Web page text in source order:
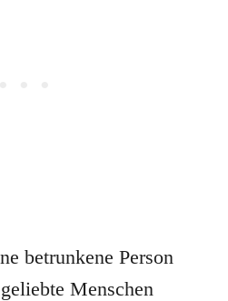
betrunkene Person
Menschen